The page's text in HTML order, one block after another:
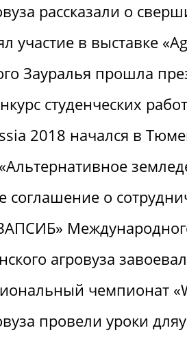
рассказали о
участие в выставке
Зауралья прошла
студенческих
2018 начался в
соглашение о
агровуза
чемпионат
провели уроки